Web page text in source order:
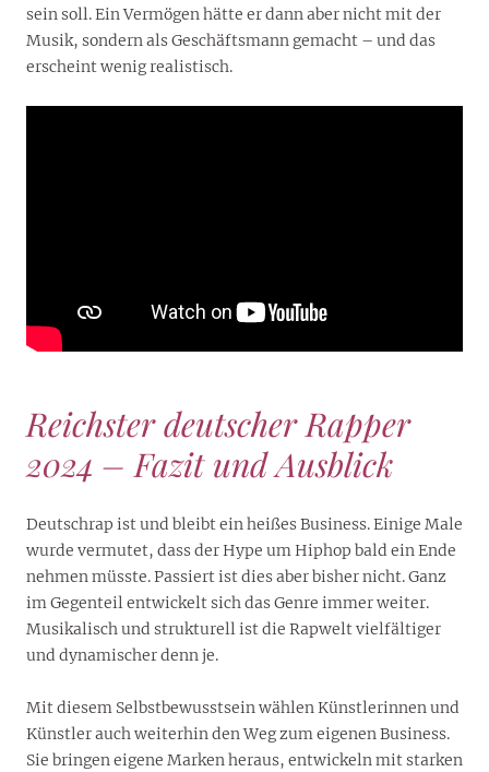
sein soll. Ein Vermögen hätte er dann aber nicht mit der
Musik, sondern als Geschäftsmann gemacht – und das
erscheint wenig realistisch.
Reichster deutscher Rapper
2024 – Fazit und Ausblick
Deutschrap ist und bleibt ein heißes Business. Einige Male
wurde vermutet, dass der Hype um Hiphop bald ein Ende
nehmen müsste. Passiert ist dies aber bisher nicht. Ganz
im Gegenteil entwickelt sich das Genre immer weiter.
Musikalisch und strukturell ist die Rapwelt vielfältiger
und dynamischer denn je.
Mit diesem Selbstbewusstsein wählen Künstlerinnen und
Künstler auch weiterhin den Weg zum eigenen Business.
Sie bringen eigene Marken heraus, entwickeln mit starken